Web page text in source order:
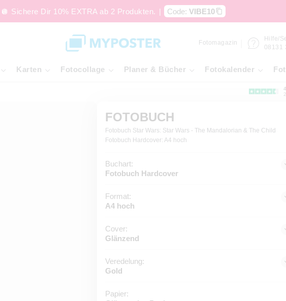
🪩 Sichere Dir 10% EXTRA ab 2 Produkten. | Code: VIBE10
Fotomagazin
Hilfe/
08131
Karten Fotocollage Planer & Bücher Fotokalender
FOTOBUCH
Fotobuch Star Wars: Star Wars - The Mandalorian & The Child
Fotobuch Hardcover: A4 hoch
Buchart:
Fotobuch Hardcover
Format:
A4 hoch
Cover:
Glänzend
Veredelung:
Gold
Papier: